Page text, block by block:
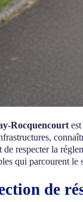
Rocquencourt
respecter la
qui parcourent
de